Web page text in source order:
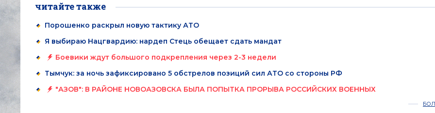
читайте также
Порошенко раскрыл новую тактику АТО
Я выбираю Нацгвардию: нардеп Стець обещает сдать мандат
Боевики ждут большого подкрепления через 2-3 недели
Тымчук: за ночь зафиксировано 5 обстрелов позиций сил АТО со стороны РФ
"АЗОВ": В РАЙОНЕ НОВОАЗОВСКА БЫЛА ПОПЫТКА ПРОРЫВА РОССИЙСКИХ ВОЕННЫХ